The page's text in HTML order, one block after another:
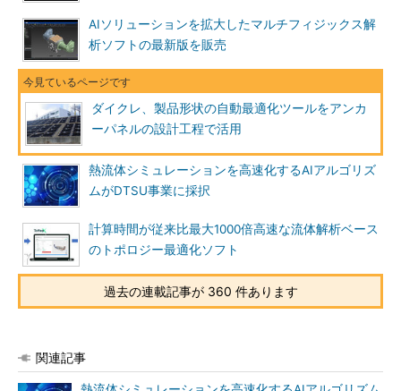
AIソリューションを拡大したマルチフィジックス解
析ソフトの最新版を販売
ダイクレ、製品形状の自動最適化ツールをアンカ
ーパネルの設計工程で活用
熱流体シミュレーションを高速化するAIアルゴリズ
ムがDTSU事業に採択
計算時間が従来比最大1000倍高速な流体解析ベース
のトポロジー最適化ソフト
過去の連載記事が 360 件あります
関連記事